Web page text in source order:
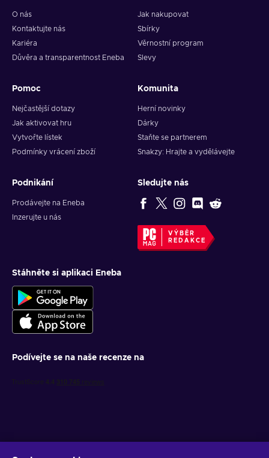
O nás
Kontaktujte nás
Kariéra
Důvěra a transparentnost Eneba
Jak nakupovat
Sbírky
Věrnostní program
Slevy
Pomoc
Nejčastější dotazy
Jak aktivovat hru
Vytvořte lístek
Podmínky vrácení zboží
Komunita
Herní novinky
Dárky
Staňte se partnerem
Snakzy: Hrajte a vydělávejte
Podnikání
Prodávejte na Eneba
Inzerujte u nás
Sledujte nás
VÝBĚR
REDAKCE
Stáhněte si aplikaci Eneba
Podívejte se na naše recenze na